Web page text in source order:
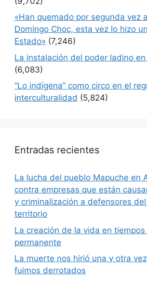
«Han quemado por segunda vez
Domingo Choc, esta vez lo hizo
Estado» (7,246)
La instalación del poder ladino
(6,083)
“Lo indígena” como circo en el
interculturalidad (5,824)
Entradas recientes
La lucha del pueblo Mapuche en
contra empresas que están
y criminalización a defensores
territorio
La creación de la vida en
permanente
La muerte nos hirió una y otra
fuimos derrotados